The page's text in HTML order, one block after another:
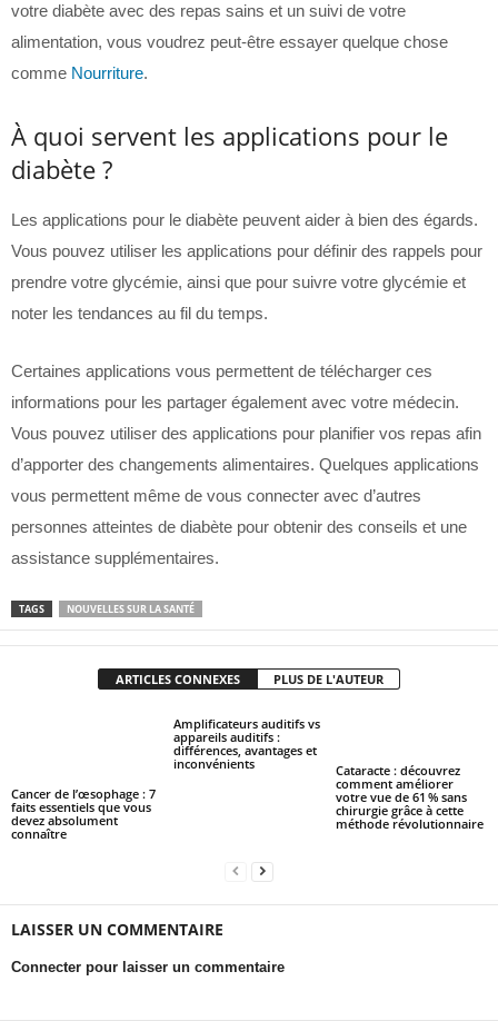
votre diabète avec des repas sains et un suivi de votre
alimentation, vous voudrez peut-être essayer quelque chose
comme Nourriture.
À quoi servent les applications pour le
diabète ?
Les applications pour le diabète peuvent aider à bien des égards.
Vous pouvez utiliser les applications pour définir des rappels pour
prendre votre glycémie, ainsi que pour suivre votre glycémie et
noter les tendances au fil du temps.
Certaines applications vous permettent de télécharger ces
informations pour les partager également avec votre médecin.
Vous pouvez utiliser des applications pour planifier vos repas afin
d’apporter des changements alimentaires. Quelques applications
vous permettent même de vous connecter avec d’autres
personnes atteintes de diabète pour obtenir des conseils et une
assistance supplémentaires.
TAGS NOUVELLES SUR LA SANTÉ
ARTICLES CONNEXES PLUS DE L'AUTEUR
Cancer de l’œsophage : 7
faits essentiels que vous
devez absolument
connaître
Amplificateurs auditifs vs
appareils auditifs :
différences, avantages et
inconvénients
Cataracte : découvrez
comment améliorer
votre vue de 61 % sans
chirurgie grâce à cette
méthode révolutionnaire
LAISSER UN COMMENTAIRE
Connecter pour laisser un commentaire